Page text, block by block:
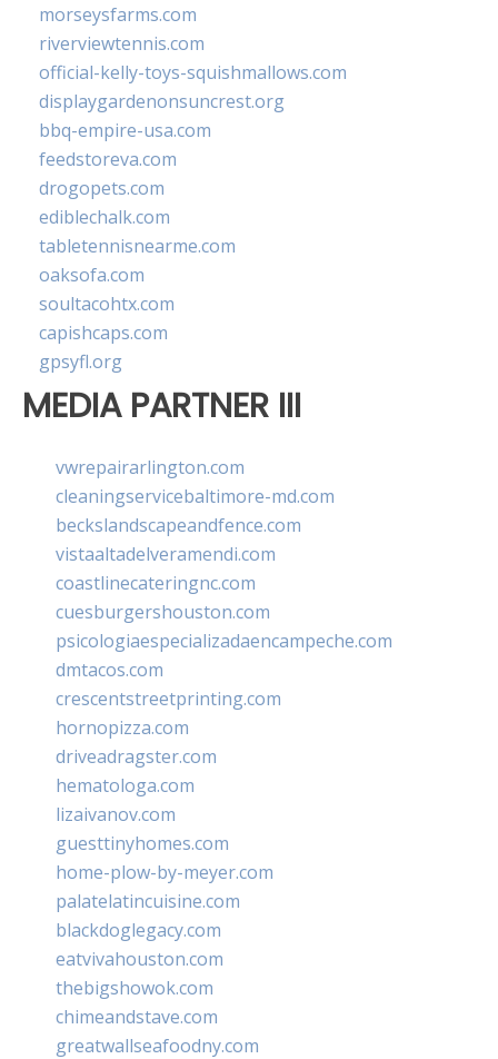
morseysfarms.com
riverviewtennis.com
official-kelly-toys-squishmallows.com
displaygardenonsuncrest.org
bbq-empire-usa.com
feedstoreva.com
drogopets.com
ediblechalk.com
tabletennisnearme.com
oaksofa.com
soultacohtx.com
capishcaps.com
gpsyfl.org
MEDIA PARTNER III
vwrepairarlington.com
cleaningservicebaltimore-md.com
beckslandscapeandfence.com
vistaaltadelveramendi.com
coastlinecateringnc.com
cuesburgershouston.com
psicologiaespecializadaencampeche.com
dmtacos.com
crescentstreetprinting.com
hornopizza.com
driveadragster.com
hematologa.com
lizaivanov.com
guesttinyhomes.com
home-plow-by-meyer.com
palatelatincuisine.com
blackdoglegacy.com
eatvivahouston.com
thebigshowok.com
chimeandstave.com
greatwallseafoodny.com